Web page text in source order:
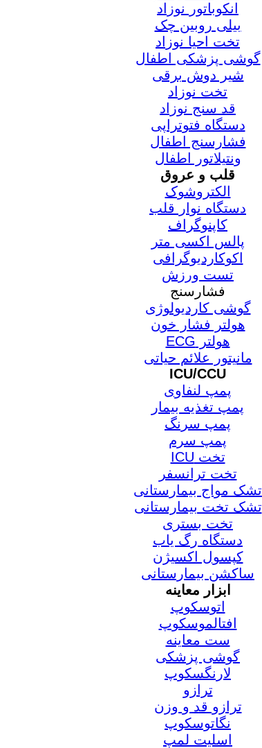
انکوباتور نوزاد
بیلی روبین چک
تخت احیا نوزاد
گوشی پزشکی اطفال
شیر دوش برقی
تخت نوزاد
قد سنج نوزاد
دستگاه فتوتراپی
فشارسنج اطفال
ونتیلاتور اطفال
قلب و عروق
الکتروشوک
دستگاه نوار قلب
کاپنوگراف
پالس اکسی متر
اکوکاردیوگرافی
تست ورزش
فشارسنج
گوشی کاردیولوژی
هولتر فشار خون
هولتر ECG
مانیتور علائم حیاتی
ICU/CCU
پمپ لنفاوی
پمپ تغذیه بیمار
پمپ سرنگ
پمپ سرم
تخت ICU
تخت ترانسفر
تشک مواج بیمارستانی
تشک تخت بیمارستانی
تخت بستری
دستگاه رگ یاب
کپسول اکسیژن
ساکشن بیمارستانی
ابزار معاینه
اتوسکوپ
افتالموسکوپ
ست معاینه
گوشی پزشکی
لارنگسکوپ
ترازو
ترازو قد و وزن
نگاتوسکوپ
اسلیت لمپ